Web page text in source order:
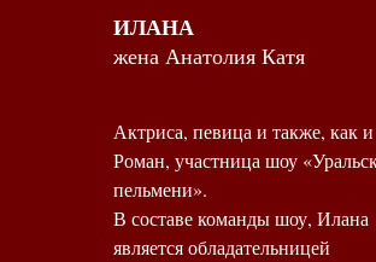
ИЛАНА
жена Анатолия Катя
Актриса, певица и также, как и
Роман, участница шоу
пельмени».
В составе команды шоу, Илана
является обладательницей